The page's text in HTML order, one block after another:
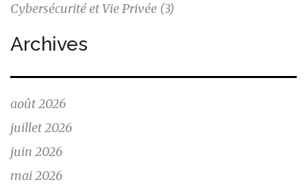
Cybersécurité et Vie Privée (3)
Archives
août 2026
juillet 2026
juin 2026
mai 2026